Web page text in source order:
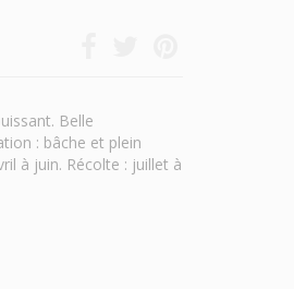
Belle
: bâche et plein
à juin. Récolte : juillet à